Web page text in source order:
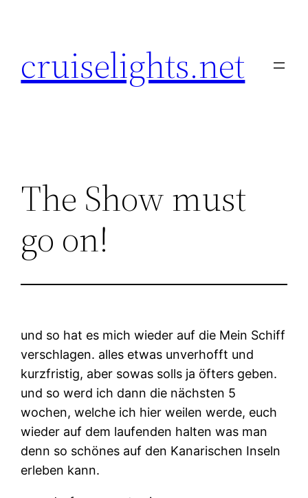
cruiselights.net
The Show must
go on!
und so hat es mich wieder auf die Mein Schiff
verschlagen. alles etwas unverhofft und
kurzfristig, aber sowas solls ja öfters geben.
und so werd ich dann die nächsten 5
wochen, welche ich hier weilen werde, euch
wieder auf dem laufenden halten was man
denn so schönes auf den Kanarischen Inseln
erleben kann.